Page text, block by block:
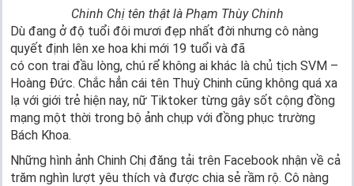
Chinh Chị tên thật là Phạm Thùy Chinh
Dù đang ở độ tuổi đôi mươi đẹp nhất đời nhưng cô nàng
quyết định lên xe hoa khi mới 19 tuổi và đã
có con trai đầu lòng, chú rể không ai khác là chủ tịch SVM –
Hoàng Đức. Chắc hẳn cái tên Thuỳ Chinh cũng không quá xa
lạ với giới trẻ hiện nay, nữ Tiktoker từng gây sốt cộng đồng
mạng một thời trong bộ ảnh chụp với đồng phục trường
Bách Khoa.
Những hình ảnh Chinh Chị đăng tải trên Facebook nhận về cả
trăm nghìn lượt yêu thích và được chia sẻ rầm rộ. Cô nàng